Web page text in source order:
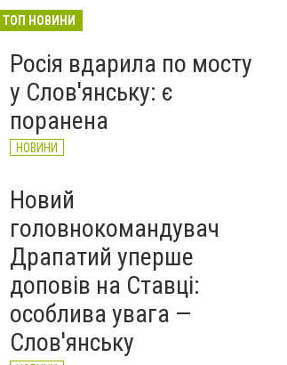
великої війни: 7 серпня
ТОП НОВИНИ
Росія вдарила по мосту
у Слов'янську: є
поранена
НОВИНИ
Новий
головнокомандувач
Драпатий уперше
доповів на Ставці:
особлива увага —
Слов'янську